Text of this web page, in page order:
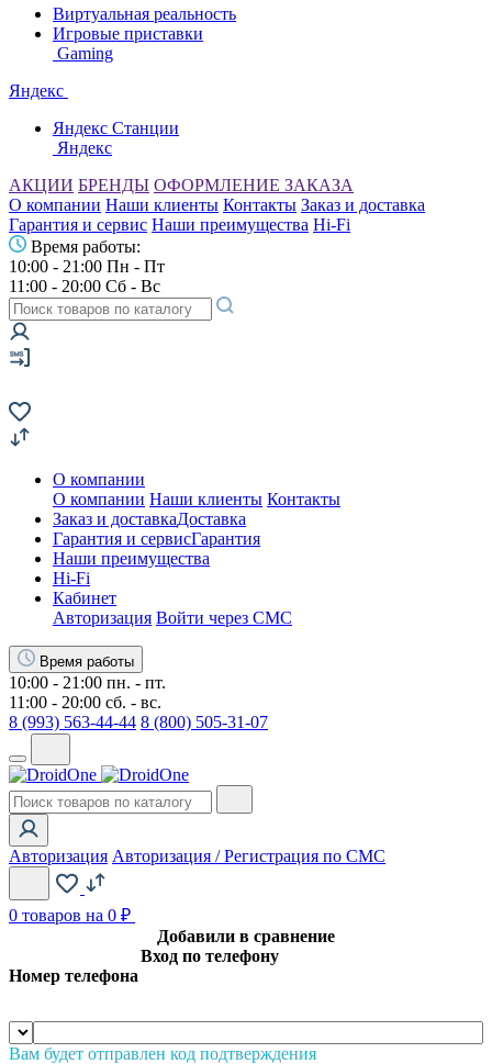
Виртуальная реальность
Игровые приставки
Gaming
Яндекс
Яндекс Станции
Яндекс
АКЦИИ БРЕНДЫ ОФОРМЛЕНИЕ ЗАКАЗА
О компании Наши клиенты Контакты Заказ и доставка
Гарантия и сервис Наши преимущества Hi-Fi
Время работы:
10:00 - 21:00 Пн - Пт
11:00 - 20:00 Сб - Вс
О компании
О компании Наши клиенты Контакты
Заказ и доставкаДоставка
Гарантия и сервисГарантия
Наши преимущества
Hi-Fi
Кабинет
Авторизация Войти через СМС
Время работы
10:00 - 21:00 пн. - пт.
11:00 - 20:00 сб. - вс.
8 (993) 563-44-44 8 (800) 505-31-07
Авторизация Авторизация / Регистрация по СМС
0 товаров на 0 ₽
Добавили в сравнение
Вход по телефону
Номер телефона
Вам будет отправлен код подтверждения